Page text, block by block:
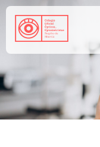
Salud visual